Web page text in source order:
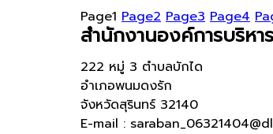
Page1 Page2 Page3 Page4
สำนักงานองค์การบริห
222 หมู่ 3 ตำบลบักได
อำเภอพนมดงรัก
จังหวัดสุรินทร์ 32140
E-mail :